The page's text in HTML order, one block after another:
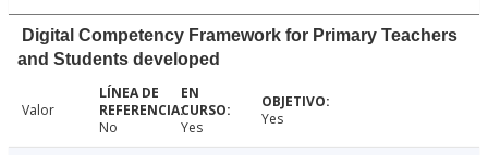
Digital Competency Framework for Primary Teachers
and Students developed
Valor
No
Yes Yes